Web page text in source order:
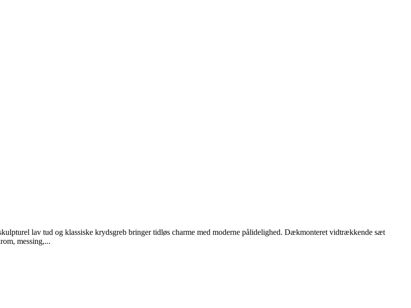
lav tud og klassiske krydsgreb bringer tidløs charme med moderne pålidelighed. Dækmonteret vidtrækkende sæt
messing,...